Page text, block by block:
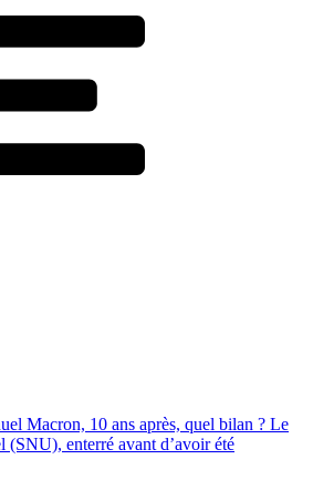
Macron, 10 ans après, quel bilan ? Le
(SNU), enterré avant d’avoir été